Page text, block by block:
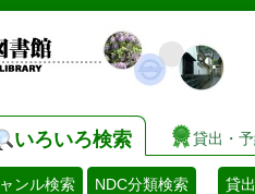
いろいろ検索 貸出・
ンル検索 NDC分類検索 貸